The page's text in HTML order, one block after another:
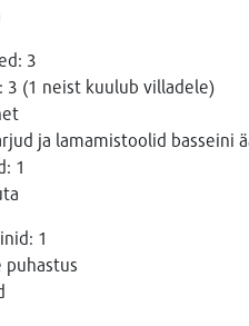
3
3 (1 neist kuulub villadele)
ja lamamistoolid basseini
1
1
puhastus